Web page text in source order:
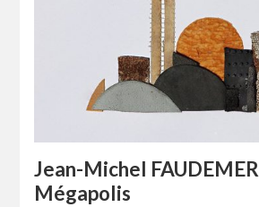
Jean-Michel FAUDEMER
Mégapolis